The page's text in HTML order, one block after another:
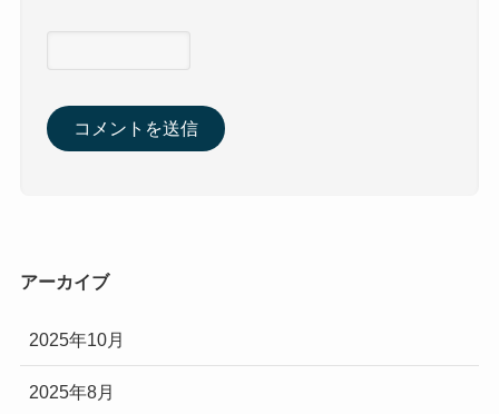
アーカイブ
2025年10月
2025年8月